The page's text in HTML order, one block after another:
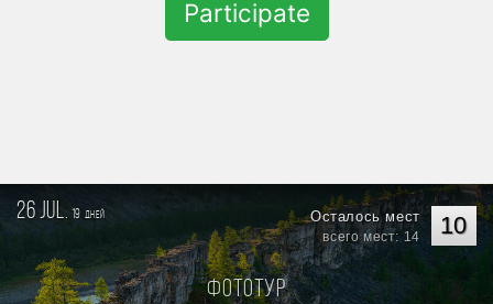
Participate
26 jul. 19 дней 10
Осталось мест
всего мест: 14
Фототур